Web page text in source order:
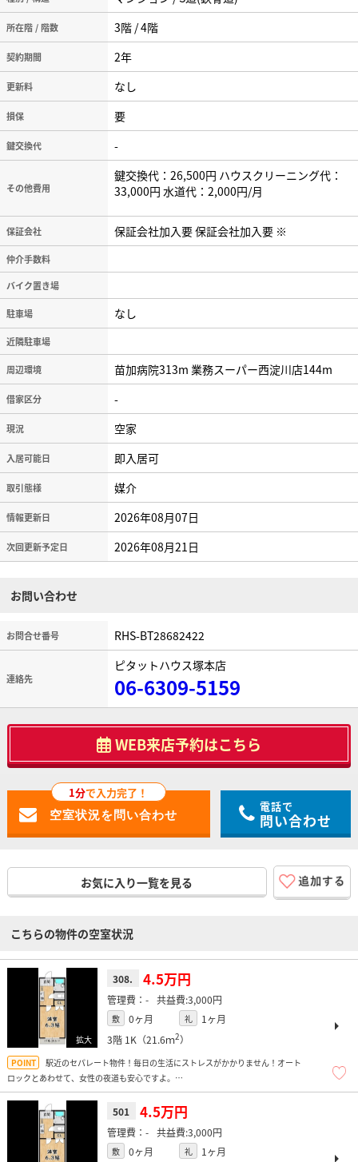
所在階 / 階数 3階 / 4階
契約期間 2年
更新料 なし
損保 要
鍵交換代 -
その他費用
鍵交換代：26,500円 ハウスクリーニング代：
33,000円 水道代：2,000円/月
保証会社 保証会社加入要 保証会社加入要 ※
仲介手数料
バイク置き場
駐車場 なし
近隣駐車場
周辺環境 苗加病院313m 業務スーパー西淀川店144m
借家区分 -
現況 空家
入居可能日 即入居可
取引態様 媒介
情報更新日 2026年08月07日
次回更新予定日 2026年08月21日
お問い合わせ
お問合せ番号 RHS-BT28682422
連絡先
ピタットハウス塚本店
06-6309-5159
WEB来店予約はこちら
1分で入力完了！
電話で
問い合わせ
お気に入り一覧を見る
こちらの物件の空室状況
308. 4.5万円
- 3,000円
敷 0ヶ月 礼
1ヶ月
3階 1K（21.6ｍ2）
駅近のセパレート物件！毎日の生活にストレスがかかりません！オート
ロックとあわせて、女性の夜道も安心ですよ。
6.2帖で収納も部屋の外ですのでベッド、机など置いても余裕ありです
近隣駐車場もあり益々活動範囲が広がります。
501 4.5万円
- 3,000円
敷 0ヶ月 礼
1ヶ月